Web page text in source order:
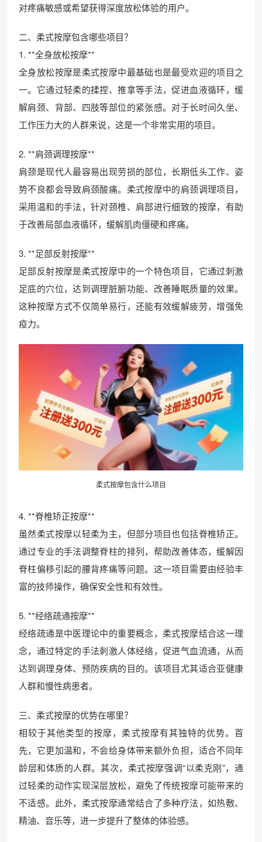
对疼痛敏感或希望获得深度放松体验的用户。
二、柔式按摩包含哪些项目？
1. **全身放松按摩**
全身放松按摩是柔式按摩中最基础也是最受欢迎的项目之
一。它通过轻柔的揉捏、推拿等手法，促进血液循环，缓
解肩颈、背部、四肢等部位的紧张感。对于长时间久坐、
工作压力大的人群来说，这是一个非常实用的项目。
2. **肩颈调理按摩**
肩颈是现代人最容易出现劳损的部位，长期低头工作、姿
势不良都会导致肩颈酸痛。柔式按摩中的肩颈调理项目，
采用温和的手法，针对颈椎、肩部进行细致的按摩，有助
于改善局部血液循环，缓解肌肉僵硬和疼痛。
3. **足部反射按摩**
足部反射按摩是柔式按摩中的一个特色项目，它通过刺激
足底的穴位，达到调理脏腑功能、改善睡眠质量的效果。
这种按摩方式不仅简单易行，还能有效缓解疲劳，增强免
疫力。
柔式按摩包含什么项目
4. **脊椎矫正按摩**
虽然柔式按摩以轻柔为主，但部分项目也包括脊椎矫正。
通过专业的手法调整脊柱的排列，帮助改善体态，缓解因
脊柱偏移引起的腰背疼痛等问题。这一项目需要由经验丰
富的技师操作，确保安全性和有效性。
5. **经络疏通按摩**
经络疏通是中医理论中的重要概念，柔式按摩结合这一理
念，通过特定的手法刺激人体经络，促进气血流通，从而
达到调理身体、预防疾病的目的。该项目尤其适合亚健康
人群和慢性病患者。
三、柔式按摩的优势在哪里？
相较于其他类型的按摩，柔式按摩有其独特的优势。首
先，它更加温和，不会给身体带来额外负担，适合不同年
龄层和体质的人群。其次，柔式按摩强调“以柔克刚”，通
过轻柔的动作实现深层放松，避免了传统按摩可能带来的
不适感。此外，柔式按摩通常结合了多种疗法，如热敷、
精油、音乐等，进一步提升了整体的体验感。